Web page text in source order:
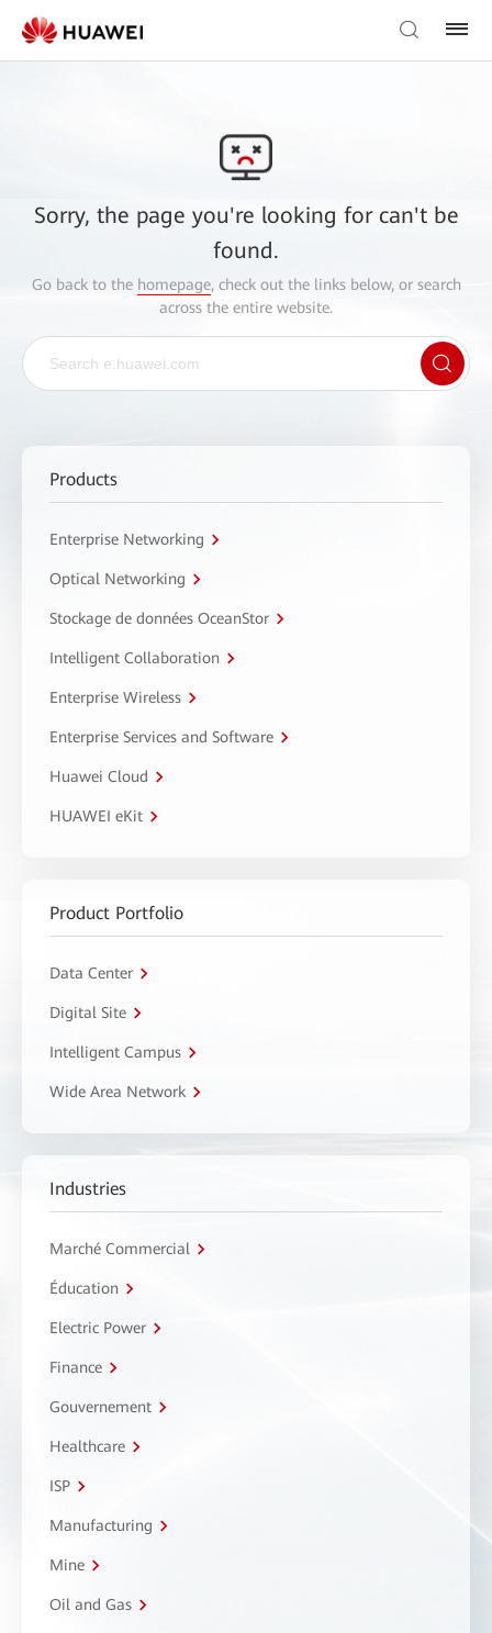
Sorry, the page you're looking for can't be
found.
Go back to the homepage, check out the links below, or search
across the entire website.
Products
Enterprise Networking
Optical Networking
Stockage de données OceanStor
Intelligent Collaboration
Enterprise Wireless
Enterprise Services and Software
Huawei Cloud
HUAWEI eKit
Product Portfolio
Data Center
Digital Site
Intelligent Campus
Wide Area Network
Industries
Marché Commercial
Éducation
Electric Power
Finance
Gouvernement
Healthcare
ISP
Manufacturing
Mine
Oil and Gas